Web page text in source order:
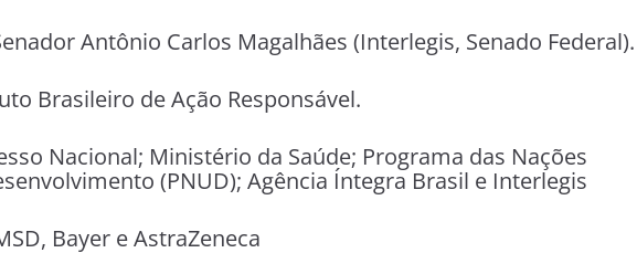
Antônio Carlos Magalhães (Interlegis, Senado Federal).
Brasileiro de Ação Responsável.
Nacional; Ministério da Saúde; Programa das Nações
(PNUD); Agência Íntegra Brasil e Interlegis
Bayer e AstraZeneca